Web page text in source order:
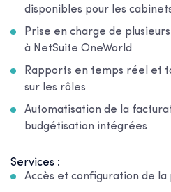
disponibles pour les
Prise en charge de
à NetSuite OneWorld
Rapports en temps réel et
sur les rôles
Automatisation de la
budgétisation intégrées
Services :
Accès et configuration de